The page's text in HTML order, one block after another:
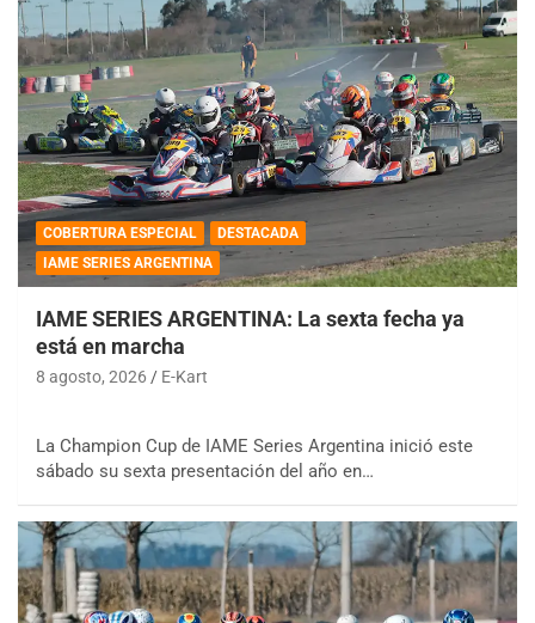
COBERTURA ESPECIAL
DESTACADA
IAME SERIES ARGENTINA
IAME SERIES ARGENTINA: La sexta fecha ya
está en marcha
8 agosto, 2026 E-Kart
La Champion Cup de IAME Series Argentina inició este
sábado su sexta presentación del año en…